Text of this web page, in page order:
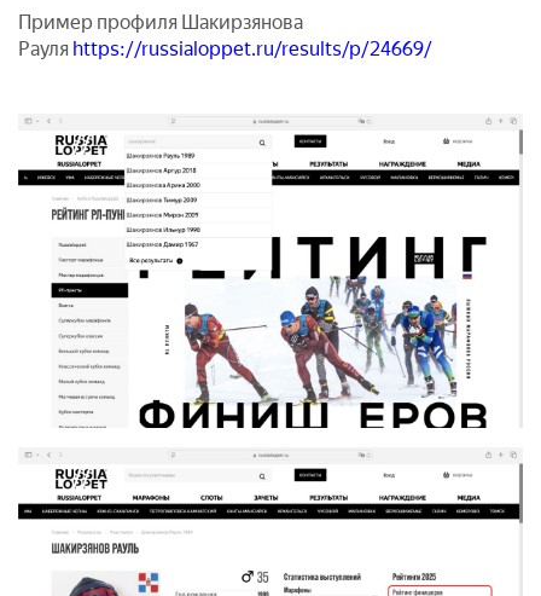
Пример профиля Шакирзянова
Рауля https://russialoppet.ru/results/p/24669/